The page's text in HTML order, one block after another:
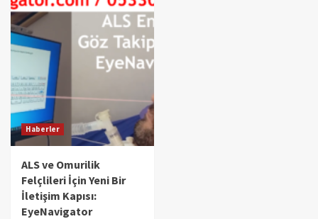
Haberler
ALS ve Omurilik
Felçlileri İçin Yeni Bir
İletişim Kapısı:
EyeNavigator